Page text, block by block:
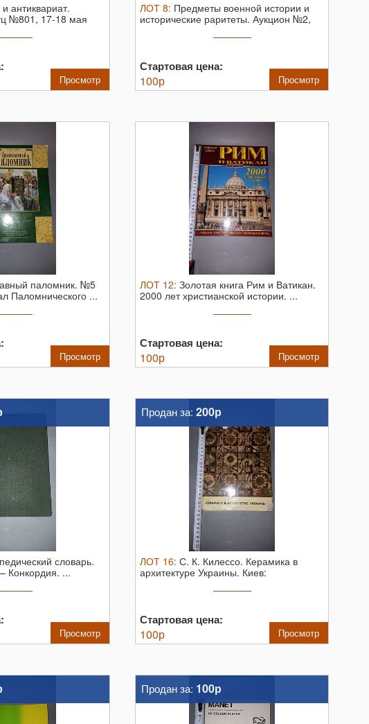
и антиквариат.
№801, 17-18 мая
Просмотр
ЛОТ 8: Предметы военной истории и
исторические раритеты. Аукцион №2,
Стартовая цена:
100р Просмотр
паломник. №5
Паломнического ...
Просмотр
ЛОТ 12: Золотая книга Рим и Ватикан.
2000 лет христианской истории. ...
Стартовая цена:
100р Просмотр
словарь.
Конкордия. ...
Просмотр
Продан за: 200р
ЛОТ 16: С. К. Килессо. Керамика в
архитектуре Украины. Киев:
Стартовая цена:
100р Просмотр
Продан за: 100р